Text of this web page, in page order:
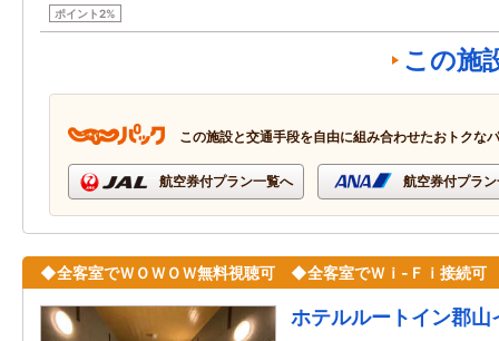
ポイント2%
この施
この施設と交通手段を自由に組み合わせたおトクな
航空券付プラン一覧へ 航空券付プラ
◆全客室でＷＯＷＯＷ無料視聴可 ◆全客室でＷｉ-Ｆｉ接続可
ホテルルートイン郡山